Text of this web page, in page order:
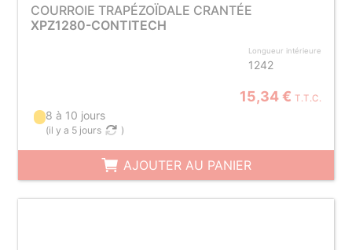
COURROIE TRAPÉZOÏDALE CRANTÉE
XPZ1280-CONTITECH
Longueur intérieure
1242
15,34 € T.T.C.
8 à 10 jours
(il y a 5 jours )
AJOUTER AU PANIER